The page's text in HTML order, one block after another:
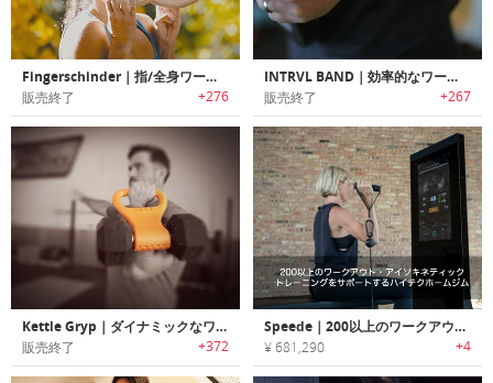
Fingerschinder｜指/全身ワークアウト可能なモバイルトレーニングデバイス「フィンガーシンダー」
販売終了 +276
INTRVL BAND｜効率的なワークアウトが可能なトレーニングバンド「インターバルバンド」
販売終了 +267
Kettle Gryp｜ダイナミックなワークアウトを可能にするダンベル用アタッチメントグリップ「ケトルグリップ」
販売終了 +372
Speede｜200以上のワークアウト・アイソキネティックトレーニングをサポートするハイテクホームジム「スピード」
¥ 681,290 +4